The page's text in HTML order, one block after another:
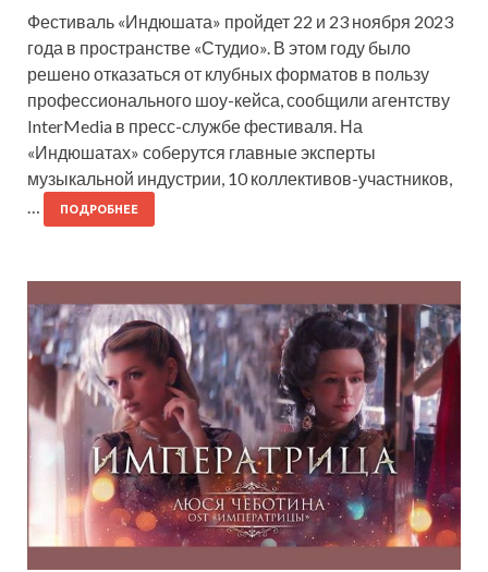
Фестиваль «Индюшата» пройдет 22 и 23 ноября 2023
года в пространстве «Студио». В этом году было
решено отказаться от клубных форматов в пользу
профессионального шоу-кейса, сообщили агентству
InterMedia в пресс-службе фестиваля. На
«Индюшатах» соберутся главные эксперты
музыкальной индустрии, 10 коллективов-участников,
…
ПОДРОБНЕЕ